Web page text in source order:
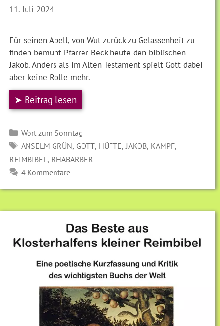
11. Juli 2024
Für seinen Apell, von Wut zurück zu Gelassenheit zu
finden bemüht Pfarrer Beck heute den biblischen
Jakob. Anders als im Alten Testament spielt Gott dabei
aber keine Rolle mehr.
➤ Beitrag lesen
Kategorien
Wort zum Sonntag
SCHLAGWÖRTER
ANSELM GRÜN, GOTT, HÜFTE,JAKOB, KAMPF,
REIMBIBEL , RHABARBER
4 Kommentare